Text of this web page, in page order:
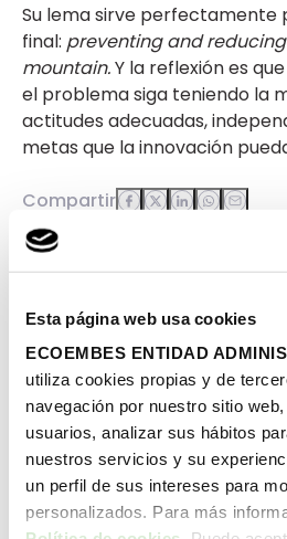
Esta página web usa cookies
ECOEMBES ENTIDAD
utiliza cookies propias y de
navegación por nuestro sitio
usuarios, analizar sus hábitos
nuestros servicios y su
un perfil de sus intereses para
personalizados. Para más
Su lema sirve perfectamente
final: preventing and
mountain.Y la reflexión es
el problema siga teniendo la
actitudes adecuadas,
metas que la innovación
Compartir
Economía circular